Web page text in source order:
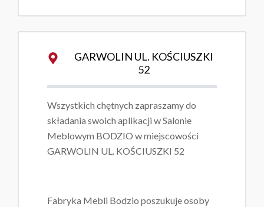
GARWOLIN UL. KOŚCIUSZKI
52
Wszystkich chętnych zapraszamy do
składania swoich aplikacji w Salonie
Meblowym BODZIO w miejscowości
GARWOLIN UL. KOŚCIUSZKI 52
Fabryka Mebli Bodzio poszukuje osoby